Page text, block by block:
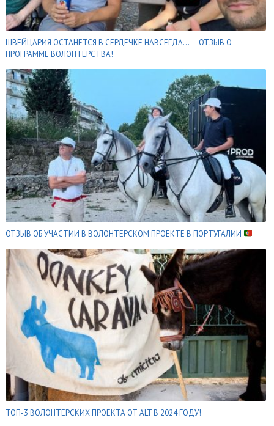
ШВЕЙЦАРИЯ ОСТАНЕТСЯ В СЕРДЕЧКЕ НАВСЕГДА… — ОТЗЫВ О
ПРОГРАММЕ ВОЛОНТЕРСТВА!
ОТЗЫВ ОБ УЧАСТИИ В ВОЛОНТЕРСКОМ ПРОЕКТЕ В ПОРТУГАЛИИ
ТОП-3 ВОЛОНТЕРСКИХ ПРОЕКТА ОТ ALT В 2024 ГОДУ!